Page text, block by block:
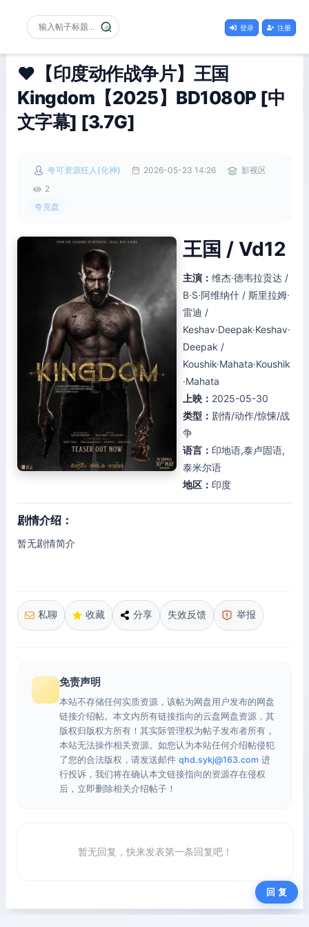
登录 注册
❤️【印度动作战争片】王国
Kingdom【2025】BD1080P [中
文字幕] [3.7G]
夸可资源狂人(化神) 2026-05-23 14:26
影视区
2
夸克盘
王国 / Vd12
主演： 维杰·德韦拉贡达 /
B·S·阿维纳什 / 斯里拉姆·
雷迪 /
Keshav·Deepak·Keshav·
Deepak /
Koushik·Mahata·Koushik
·Mahata
上映： 2025-05-30
类型： 剧情/动作/惊悚/战
争
语言： 印地语,泰卢固语,
泰米尔语
地区： 印度
剧情介绍：
暂无剧情简介
私聊 收藏 分享 失效反馈 举报
免责声明
本站不存储任何实质资源，该帖为网盘用户发布的网盘
链接介绍帖。本文内所有链接指向的云盘网盘资源，其
版权归版权方所有！其实际管理权为帖子发布者所有，
本站无法操作相关资源。如您认为本站任何介绍帖侵犯
了您的合法版权，请发送邮件 qhd.sykj@163.com 进
行投诉，我们将在确认本文链接指向的资源存在侵权
后，立即删除相关介绍帖子！
暂无回复，快来发表第一条回复吧！
回 复